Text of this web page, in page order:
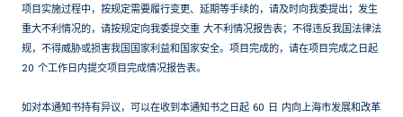
项目实施过程中，按规定需要履行变更、延期等手续的，请及时向我委提出；发生
重大不利情况的，请按规定向我委提交重 大不利情况报告表；不得违反我国法律法
规，不得威胁或损害我国国家利益和国家安全。项目完成的，请在项目完成之日起
20 个工作日内提交项目完成情况报告表。
如对本通知书持有异议，可以在收到本通知书之日起 60 日 内向上海市发展和改革